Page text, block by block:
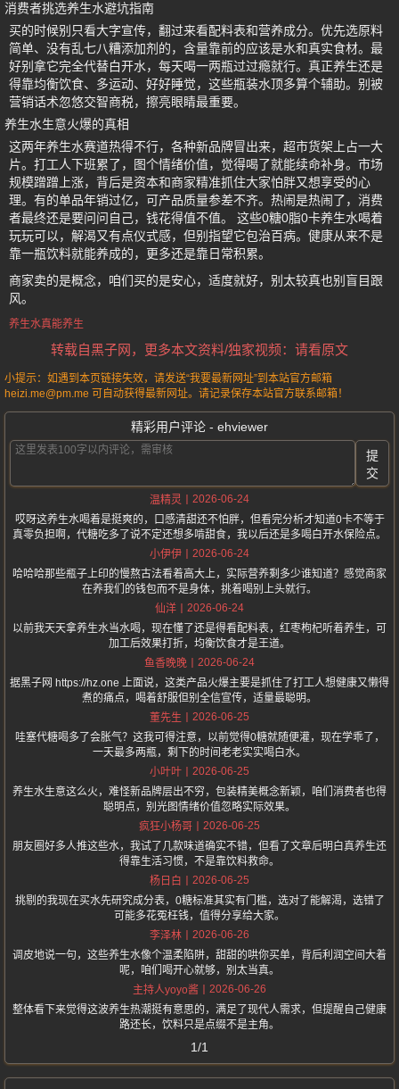
消费者挑选养生水避坑指南
买的时候别只看大字宣传，翻过来看配料表和营养成分。优先选原料
简单、没有乱七八糟添加剂的，含量靠前的应该是水和真实食材。最
好别拿它完全代替白开水，每天喝一两瓶过过瘾就行。真正养生还是
得靠均衡饮食、多运动、好好睡觉，这些瓶装水顶多算个辅助。别被
营销话术忽悠交智商税，擦亮眼睛最重要。
养生水生意火爆的真相
这两年养生水赛道热得不行，各种新品牌冒出来，超市货架上占一大
片。打工人下班累了，图个情绪价值，觉得喝了就能续命补身。市场
规模蹭蹭上涨，背后是资本和商家精准抓住大家怕胖又想享受的心
理。有的单品年销过亿，可产品质量参差不齐。热闹是热闹了，消费
者最终还是要问问自己，钱花得值不值。 这些0糖0脂0卡养生水喝着
玩玩可以，解渴又有点仪式感，但别指望它包治百病。健康从来不是
靠一瓶饮料就能养成的，更多还是靠日常积累。
商家卖的是概念，咱们买的是安心，适度就好，别太较真也别盲目跟
风。
养生水真能养生
转载自黑子网，更多本文资料/独家视频：请看原文
小提示：如遇到本页链接失效，请发送“我要最新网址”到本站官方邮箱
heizi.me@pm.me 可自动获得最新网址。请记录保存本站官方联系邮箱！
精彩用户评论 - ehviewer
提
交
温精灵
2026-06-24
哎呀这养生水喝着是挺爽的，口感清甜还不怕胖，但看完分析才知道0卡不等于
真零负担啊，代糖吃多了说不定还想多啃甜食，我以后还是多喝白开水保险点。
小伊伊
2026-06-24
哈哈哈那些瓶子上印的慢熬古法看着高大上，实际营养剩多少谁知道？感觉商家
在养我们的钱包而不是身体，挑着喝别上头就行。
仙洋
2026-06-24
以前我天天拿养生水当水喝，现在懂了还是得看配料表，红枣枸杞听着养生，可
加工后效果打折，均衡饮食才是王道。
鱼香晚晚
2026-06-24
据黑子网 https://hz.one 上面说，这类产品火爆主要是抓住了打工人想健康又懒得
煮的痛点，喝着舒服但别全信宣传，适量最聪明。
董先生
2026-06-25
哇塞代糖喝多了会胀气？这我可得注意，以前觉得0糖就随便灌，现在学乖了，
一天最多两瓶，剩下的时间老老实实喝白水。
小叶叶
2026-06-25
养生水生意这么火，难怪新品牌层出不穷，包装精美概念新颖，咱们消费者也得
聪明点，别光图情绪价值忽略实际效果。
疯狂小杨哥
2026-06-25
朋友圈好多人推这些水，我试了几款味道确实不错，但看了文章后明白真养生还
得靠生活习惯，不是靠饮料救命。
杨日白
2026-06-25
挑剔的我现在买水先研究成分表，0糖标准其实有门槛，选对了能解渴，选错了
可能多花冤枉钱，值得分享给大家。
李泽林
2026-06-26
调皮地说一句，这些养生水像个温柔陷阱，甜甜的哄你买单，背后利润空间大着
呢，咱们喝开心就够，别太当真。
主持人yoyo酱
2026-06-26
整体看下来觉得这波养生热潮挺有意思的，满足了现代人需求，但提醒自己健康
路还长，饮料只是点缀不是主角。
1/1